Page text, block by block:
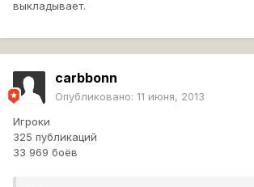
выкладывает.
carbbonn
Опубликовано: 11 июня, 2013
Игроки
325 публикаций
33 969 боёв